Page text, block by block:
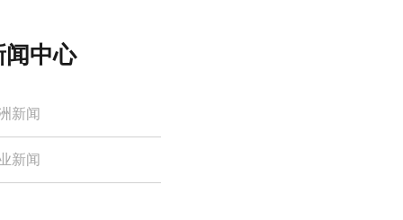
闻中心
新闻
新闻